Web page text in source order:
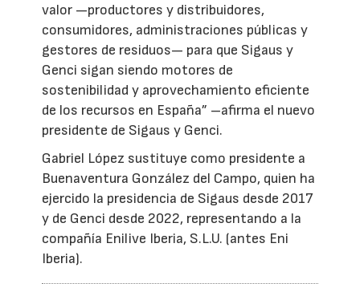
valor —productores y distribuidores,
consumidores, administraciones públicas y
gestores de residuos— para que Sigaus y
Genci sigan siendo motores de
sostenibilidad y aprovechamiento eficiente
de los recursos en España” –afirma el nuevo
presidente de Sigaus y Genci.
Gabriel López sustituye como presidente a
Buenaventura González del Campo, quien ha
ejercido la presidencia de Sigaus desde 2017
y de Genci desde 2022, representando a la
compañía Enilive Iberia, S.L.U. (antes Eni
Iberia).